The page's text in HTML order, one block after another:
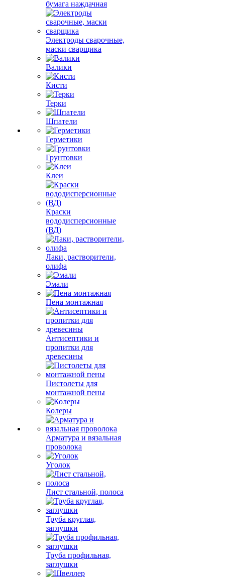
бумага наждачная
Электроды сварочные,
маски сварщика
Валики
Кисти
Терки
Шпатели
Герметики
Грунтовки
Клеи
Краски
вододисперсионные
(ВД)
Лаки, растворители,
олифа
Эмали
Пена монтажная
Антисептики и
пропитки для
древесины
Пистолеты для
монтажной пены
Колеры
Арматура и вязальная
проволока
Уголок
Лист стальной, полоса
Труба круглая,
заглушки
Труба профильная,
заглушки